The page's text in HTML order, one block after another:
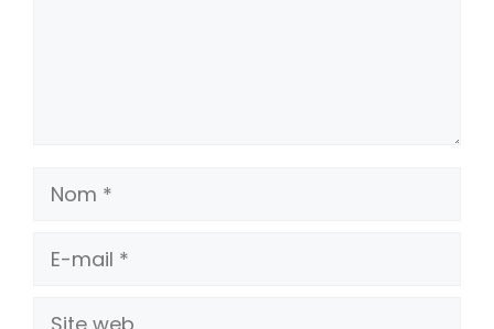
Nom
E-
Site